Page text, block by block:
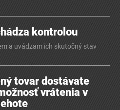
kontrolou
a uvádzam ich skutočný stav
tovar dostávate
vrátenia v